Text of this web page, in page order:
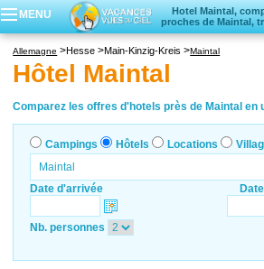
MENU
Hotel Maintal,
proches de Maintal,
Locations vacances
Villages vacances
Allemagne Hesse Main-Kinzig-Kreis Maintal
Hôtel Maintal
Comparez les offres d'hotels près de Maintal en
Campings Hôtels Locations
Date d'arrivée
Nb. personnes